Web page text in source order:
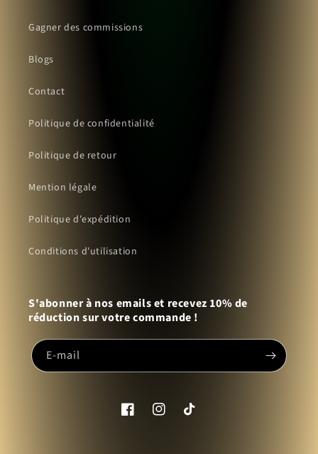
Gagner des commissions
Blogs
Contact
Politique de confidentialité
Politique de retour
Mention légale
Politique d'expédition
Conditions d'utilisation
S'abonner à nos emails et recevez 10% de
réduction sur votre commande !
E-mail
FacebookInstagramTikTok